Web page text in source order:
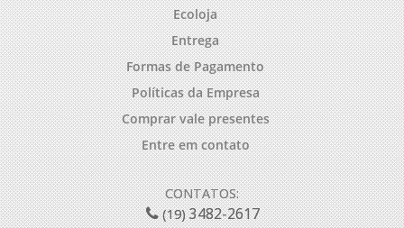
Ecoloja
Entrega
Formas de Pagamento
Políticas da Empresa
Comprar vale presentes
Entre em contato
CONTATOS:
(19)3482-2617